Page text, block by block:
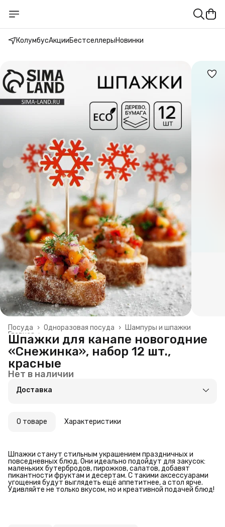
КолумбусАкцииБестселлерыНовинки
Шампуры и шпажки
Одноразовая посуда ›
Посуда ›
Главная ›
Шпажки для канапе новогодние
«Снежинка», набор 12 шт.,
красные
Нет в наличии
Доставка
О товаре Характеристики
Шпажки станут стильным украшением праздничных и
повседневных блюд. Они идеально подойдут для закусок:
маленьких бутербродов, пирожков, салатов, добавят
пикантности фруктам и десертам. С такими аксессуарами
угощения будут выглядеть ещё аппетитнее, а стол ярче.
Удивляйте не только вкусом, но и креативной подачей блюд!